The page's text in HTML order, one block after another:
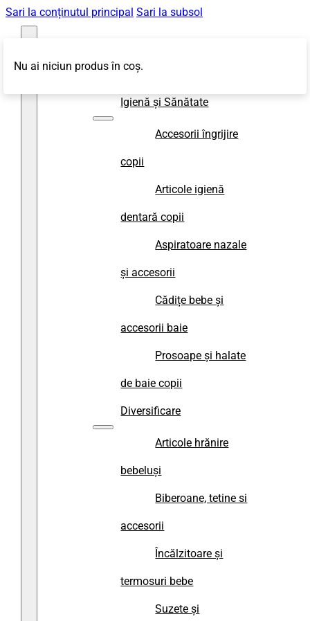
Sari la conținutul principal Sari la subsol
Igienă și Sănătate
Accesorii îngrijire
copii
Articole igienă
dentară copii
Aspiratoare nazale
și accesorii
Cădițe bebe și
accesorii baie
Prosoape și halate
de baie copii
Diversificare
Articole hrănire
bebeluși
Biberoane, tetine si
accesorii
Încălzitoare și
termosuri bebe
Suzete și
Nu ai niciun produs în coș.